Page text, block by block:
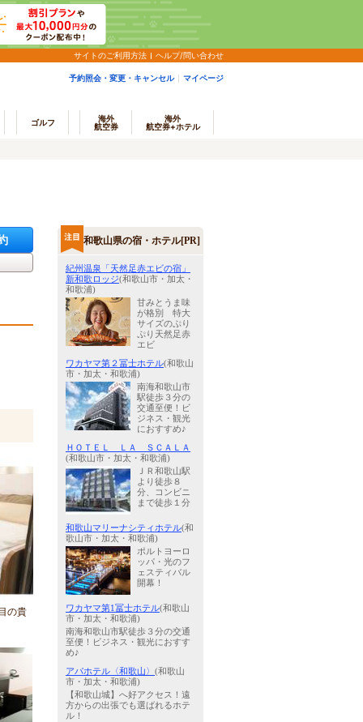
サイトのご利用方法 ヘルプ/問い合わせ
予約照会・変更・キャンセル マイページ
ゴルフ
海外
航空券
海外
航空券+ホテル
の貴
和歌山県の宿・ホテル[PR]
紀州温泉「天然足赤エビの宿」
新和歌ロッジ(和歌山市・加太・
和歌浦)
甘みとうま味
が格別 特大
サイズのぷり
ぷり天然足赤
エビ
ワカヤマ第２冨士ホテル(和歌山
市・加太・和歌浦)
南海和歌山市
駅徒歩３分の
交通至便！ビ
ジネス・観光
におすすめ♪
ＨＯＴＥＬ ＬＡ ＳＣＡＬＡ
(和歌山市・加太・和歌浦)
ＪＲ和歌山駅
より徒歩８
分、コンビニ
まで徒歩１分
和歌山マリーナシティホテル(和
歌山市・加太・和歌浦)
ポルトヨーロ
ッパ・光のフ
ェスティバル
開幕！
ワカヤマ第1冨士ホテル(和歌山
市・加太・和歌浦)
南海和歌山市駅徒歩３分の交通
至便！ビジネス・観光におすす
め♪
アパホテル〈和歌山〉 (和歌山
市・加太・和歌浦)
【和歌山城】へ好アクセス！遠
方からの出張でも選ばれるホテ
ル！